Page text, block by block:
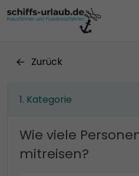
Zurück
Kategorie
Wie viele
mitreisen?